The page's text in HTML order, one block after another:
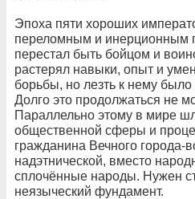
Эпоха пяти хороших
переломным и инерционным
перестал быть бойцом и
растерял навыки, опыт и
борьбы, но лезть к нему
Долго это продолжаться не
Параллельно этому в мире
общественной сферы и
гражданина Вечного города-
надэтнической, вместо
сплочённые народы. Нужен
неязыческий фундамент.